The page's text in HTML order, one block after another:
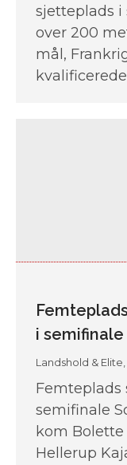
sjetteplads
over 200
mål,
i semifinale
Landshold & Elite,
Femteplads
semifinale
kom Bolette
Hellerup